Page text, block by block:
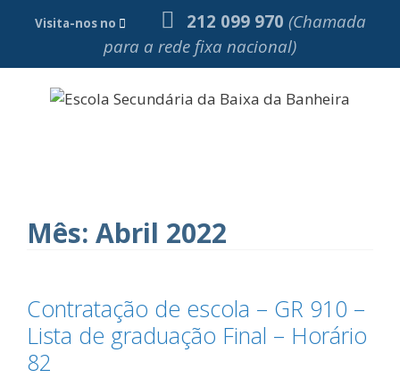
Visita-nos no 212 099 970 (Chamada
para a rede fixa nacional)
Mês: Abril 2022
Contratação de escola – GR 910 –
Lista de graduação Final – Horário
82